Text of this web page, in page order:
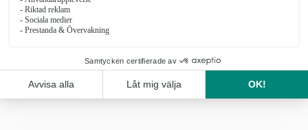
VÅR LÄNGTAN
OBS: Produkten finns inte i vårt sortiment för tillfället.
Krispig tulpanbukett med vita tulpaner, ranunkler, eucalyptus